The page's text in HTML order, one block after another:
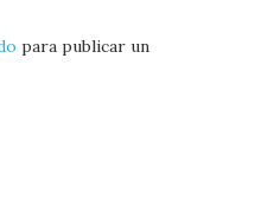
para publicar un